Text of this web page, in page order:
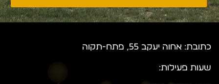
כתובת: אחוה יעקב 55, פתח-תקוה
שעות פעילות: